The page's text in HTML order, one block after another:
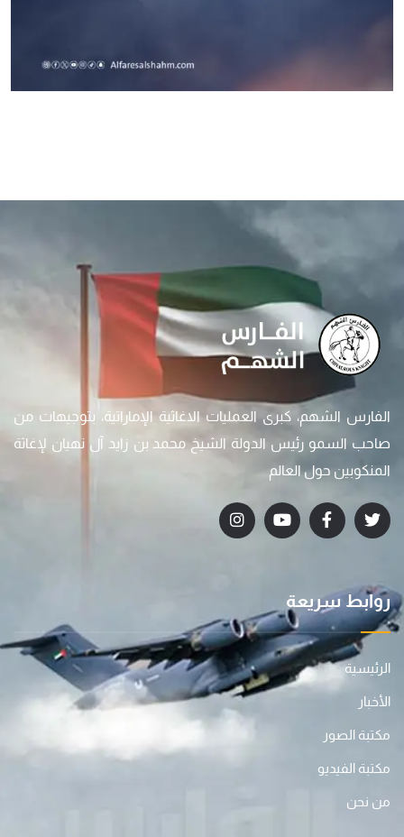
الفارس الشهم، كبرى العمليات الاغاثية الإماراتية، بتوجيهات من
صاحب السمو رئيس الدولة الشيخ محمد بن زايد آل نهيان لإغاثة
المنكوبين حول العالم
روابط سريعة
الرئيسية
الأخبار
مكتبة الصور
مكتبة الفيديو
من نحن